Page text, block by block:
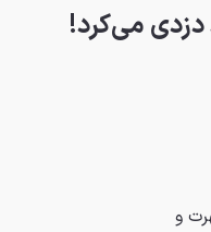
دزدی می‌کرد!
و